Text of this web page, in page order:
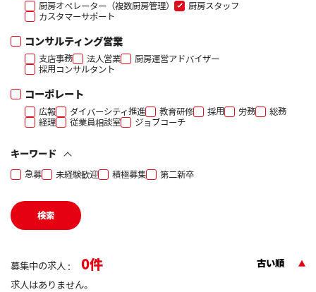
厨房オペレーター（複数厨房管理）
厨房スタッフ
カスタマーサポート
コンサルティング営業
支店事務 法人営業
厨房運営アドバイザー
採用コンサルタント
コーポレート
広報 ダイバーシティ推進 教育研修 採用 労務
総務
経理
従業員相談室 ジョブコーチ
キーワード
急募 未経験歓迎 積極募集 第二新卒
検索
募集中の求人 : 0 古い順
求人はありません。